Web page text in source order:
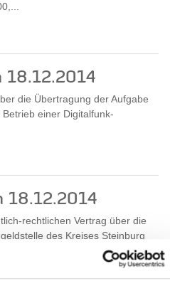
18.12.2014
die Übertragung der Aufgabe
Betrieb einer Digitalfunk-
18.12.2014
rechtlichen Vertrag über die
des Kreises Steinburg